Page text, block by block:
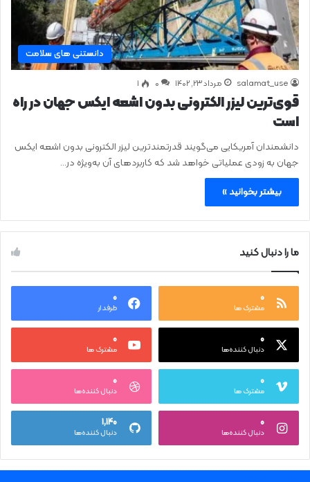
دانستنی های سلامت
salamat_use مرداد ۲۳, ۱۴۰۲ 0 ۱
قوی‌ترین لیزر الکترونی بدون اشعه ایکس جهان در راه
است
دانشمندان آمریکایی می‌گویند قدرتمندترین لیزر الکترونی بدون اشعه ایکس
جهان به زودی عملیاتی خواهد شد که کاربردهای آن به‌ویژه در…
بیشتر بخوانید »
ما را دنبال کنید
۰
مشترک ها
۰
طرفدار
۰
دنبال کننده‌ها
۰
مشترک ها
۰
مشترک ها
۰
دنبال کننده‌ها
۰
دنبال کننده‌ها
۱,۱۴۰
دنبال کننده‌ها